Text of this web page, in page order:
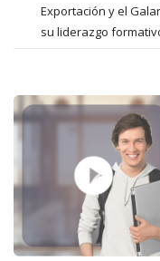
Exportación y el
su liderazgo